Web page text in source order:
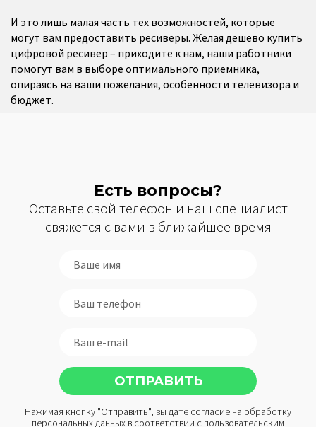
И это лишь малая часть тех возможностей, которые
могут вам предоставить ресиверы. Желая дешево купить
цифровой ресивер – приходите к нам, наши работники
помогут вам в выборе оптимального приемника,
опираясь на ваши пожелания, особенности телевизора и
бюджет.
Есть вопросы?
Оставьте свой телефон и наш специалист
свяжется с вами в ближайшее время
Нажимая кнопку "Отправить", вы дате согласие на обработку
персональных данных в соответствии с пользовательским